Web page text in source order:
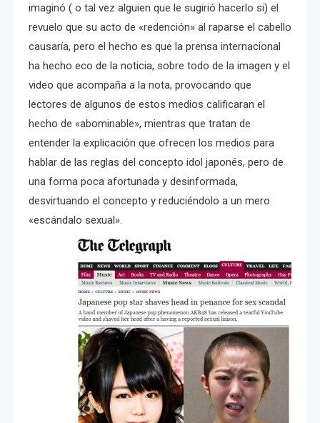
imaginó ( o tal vez alguien que le sugirió hacerlo si) el
revuelo que su acto de «redención» al raparse el cabello
causaría, pero el hecho es que la prensa internacional
ha hecho eco de la noticia, sobre todo de la imagen y el
video que acompaña a la nota, provocando que
lectores de algunos de estos medios calificaran el
hecho de «abominable», mientras que tratan de
entender la explicación que ofrecen los medios para
hablar de las reglas del concepto idol japonés, pero de
una forma poca afortunada y desinformada,
desvirtuando el concepto y reduciéndolo a un mero
«escándalo sexual».